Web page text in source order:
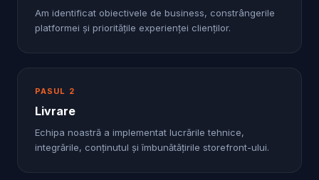
Am identificat obiectivele de business, constrângerile
platformei și prioritățile experienței clienților.
PASUL 2
Livrare
Echipa noastră a implementat lucrările tehnice,
integrările, conținutul și îmbunătățirile storefront-ului.